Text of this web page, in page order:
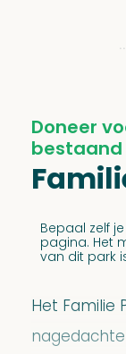
Doneer
bestaand
Bepaal zelf
pagina. Het
van dit park
Het Familie